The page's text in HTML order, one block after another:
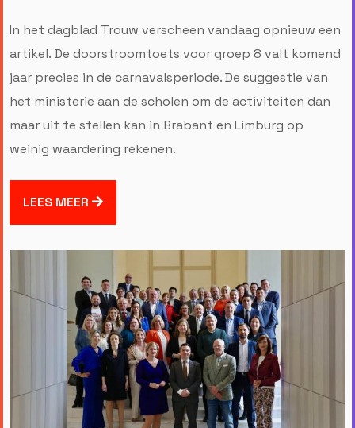
In het dagblad Trouw verscheen vandaag opnieuw een
artikel. De doorstroomtoets voor groep 8 valt komend
jaar precies in de carnavalsperiode. De suggestie van
het ministerie aan de scholen om de activiteiten dan
maar uit te stellen kan in Brabant en Limburg op
weinig waardering rekenen.
LEES MEER